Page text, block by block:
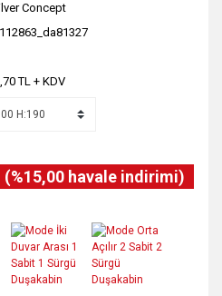
Concept
TL + KDV
(%15,00 havale indirimi)